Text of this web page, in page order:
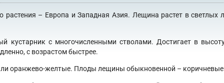
– Европа и Западная Азия. Лещина растет в светлых
кустарник с многочисленными стволами. Достигает в
с возрастом быстрее.
оранжево-желтые. Плоды лещины обыкновенной –